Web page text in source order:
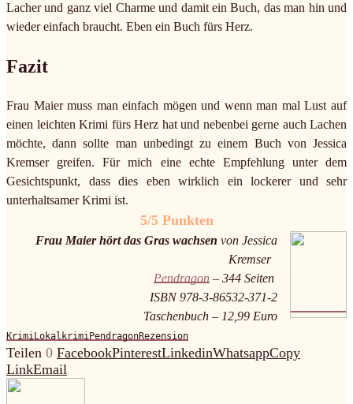
Lacher und ganz viel Charme und damit ein Buch, das man hin und
wieder einfach braucht. Eben ein Buch fürs Herz.
Fazit
Frau Maier muss man einfach mögen und wenn man mal Lust auf
einen leichten Krimi fürs Herz hat und nebenbei gerne auch Lachen
möchte, dann sollte man unbedingt zu einem Buch von Jessica
Kremser greifen. Für mich eine echte Empfehlung unter dem
Gesichtspunkt, dass dies eben wirklich ein lockerer und sehr
unterhaltsamer Krimi ist.
5/5 Punkten
Frau Maier hört das Gras wachsen von Jessica
Kremser
Pendragon – 344 Seiten
ISBN 978-3-86532-371-2
Taschenbuch – 12,99 Euro
KrimiLokalkrimiPendragonRezension
Teilen 0 FacebookPinterestLinkedinWhatsappCopy
LinkEmail